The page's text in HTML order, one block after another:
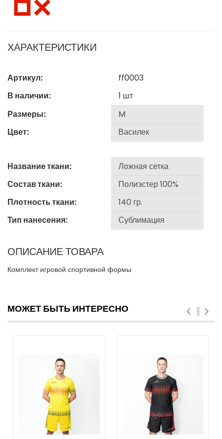
ХАРАКТЕРИСТИКИ
Артикул:
ff0003
В наличии:
1 шт
Размеры:
Цвет:
Название ткани:
Состав ткани:
Плотность ткани:
Тип нанесения:
ОПИСАНИЕ ТОВАРА
Комплект игровой спортивной формы
МОЖЕТ БЫТЬ ИНТЕРЕСНО